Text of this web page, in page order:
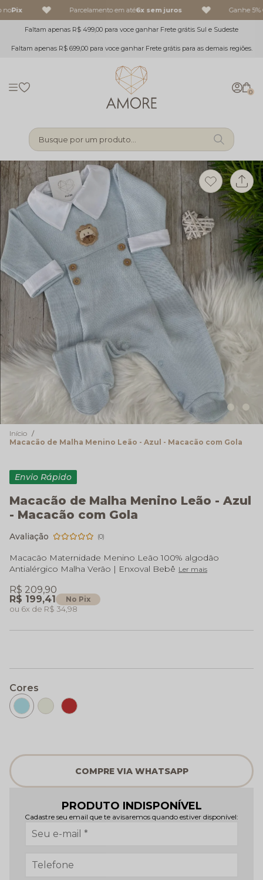
Pix Parcelamento em até6x sem juros Ganhe 5%
Faltam apenas R$ 499,00 para voce ganhar Frete grátis Sul e Sudeste
Faltam apenas R$ 699,00 para voce ganhar Frete grátis para as demais regiões.
0
Busque por um produto...
Início
Macacão de Malha Menino Leão - Azul - Macacão com Gola
Envio Rápido
Macacão de Malha Menino Leão - Azul
- Macacão com Gola
(0)
Macacão Maternidade Menino Leão 100% algodão
Antialérgico Malha Verão | Enxoval Bebê Ler mais
R$ 199,41 No Pix
R$ 209,90
6x R$ 34,98
Cores
PRODUTO INDISPONÍVEL
Cadastre seu email que te avisaremos quando estiver disponível: